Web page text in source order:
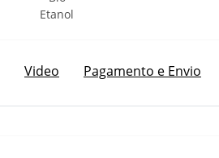
Video Pagamento e Envio